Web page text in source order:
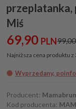
przeplatanka,
Miś
69,90 PLN
Najniższa cena produktu z
Wyprzedany,
Kod producenta:
Producent: